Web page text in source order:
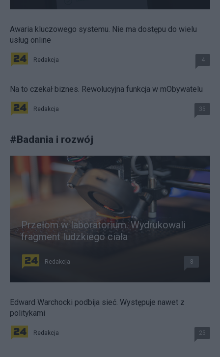
Awaria kluczowego systemu. Nie ma dostępu do wielu
usług online
Redakcja 4
Na to czekał biznes. Rewolucyjna funkcja w mObywatelu
Redakcja 35
#Badania i rozwój
Przełom w laboratorium. Wydrukowali
fragment ludzkiego ciała
Redakcja 8
Edward Warchocki podbija sieć. Występuje nawet z
politykami
Redakcja 25